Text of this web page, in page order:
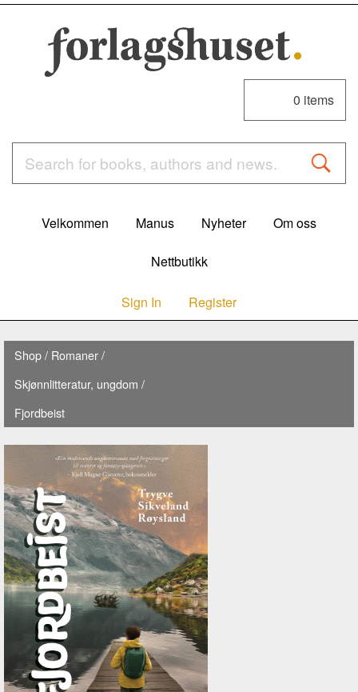
0 items
Velkommen Manus Nyheter Om oss
Nettbutikk
Sign In Register
Shop/ Romaner/
Skjønnlitteratur, ungdom /
Fjordbeist